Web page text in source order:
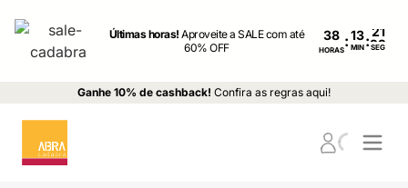
Últimas horas!Aproveite a SALE com até
60% OFF
38
HORAS: MIN : SEG
Ganhe 10% de cashback! Confira as regras aqui!